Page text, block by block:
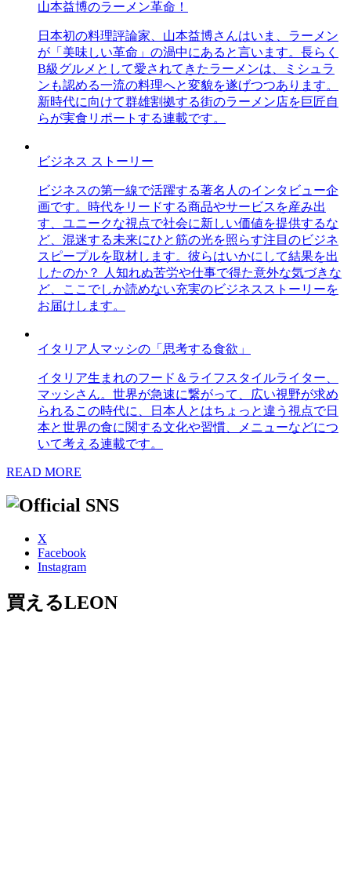
山本益博のラーメン革命！
日本初の料理評論家、山本益博さんはいま、ラーメン
が「美味しい革命」の渦中にあると言います。長らく
B級グルメとして愛されてきたラーメンは、ミシュラ
ンも認める一流の料理へと変貌を遂げつつあります。
新時代に向けて群雄割拠する街のラーメン店を巨匠自
らが実食リポートする連載です。
ビジネス ストーリー
ビジネスの第一線で活躍する著名人のインタビュー企
画です。時代をリードする商品やサービスを産み出
す、ユニークな視点で社会に新しい価値を提供するな
ど、混迷する未来にひと筋の光を照らす注目のビジネ
スピープルを取材します。彼らはいかにして結果を出
したのか？ 人知れぬ苦労や仕事で得た意外な気づきな
ど、ここでしか読めない充実のビジネスストーリーを
お届けします。
イタリア人マッシの「思考する食欲」
イタリア生まれのフード＆ライフスタイルライター、
マッシさん。世界が急速に繋がって、広い視野が求め
られるこの時代に、日本人とはちょっと違う視点で日
本と世界の食に関する文化や習慣、メニューなどにつ
いて考える連載です。
READ MORE
X
Facebook
Instagram
買えるLEON